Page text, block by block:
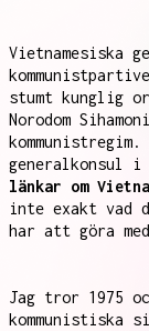
Vietnamesiska
stumt kunglig
Norodom
generalkonsul i
länkar om
inte exakt vad
har att göra
Jag tror 1975
kommunistiska